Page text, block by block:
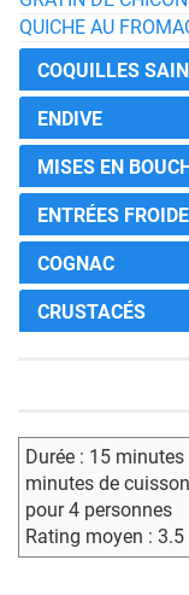
QUICHE AU
COQUILLES
ENDIVE
MISES EN
ENTRÉES
COGNAC
CRUSTACÉS
Durée : 15
minutes de
pour 4 personnes
Rating moyen :